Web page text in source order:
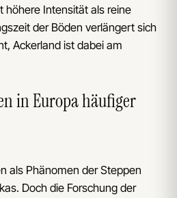
höhere Intensität als reine
der Böden verlängert sich
Ackerland ist dabei am
in Europa häufiger
als Phänomen der Steppen
Doch die Forschung der